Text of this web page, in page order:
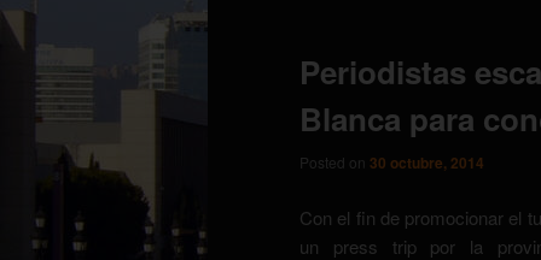
Periodistas
Blanca para
Posted on 30 octubre, 2014
Con el fin de promocionar el
un press trip por la